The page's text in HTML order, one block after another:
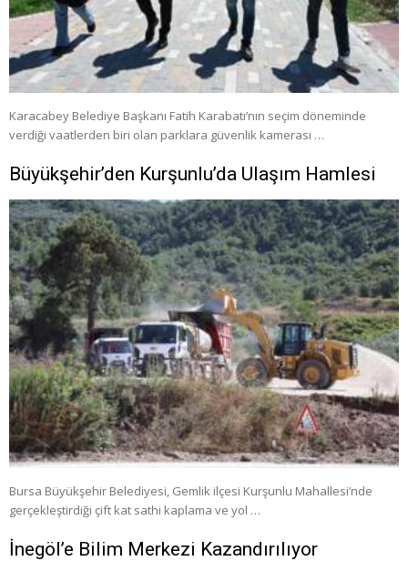
Karacabey Belediye Başkanı Fatih Karabatı’nın seçim döneminde
verdiği vaatlerden biri olan parklara güvenlik kamerası …
Büyükşehir’den Kurşunlu’da Ulaşım Hamlesi
Bursa Büyükşehir Belediyesi, Gemlik ilçesi Kurşunlu Mahallesi’nde
gerçekleştirdiği çift kat sathi kaplama ve yol …
İnegöl’e Bilim Merkezi Kazandırılıyor